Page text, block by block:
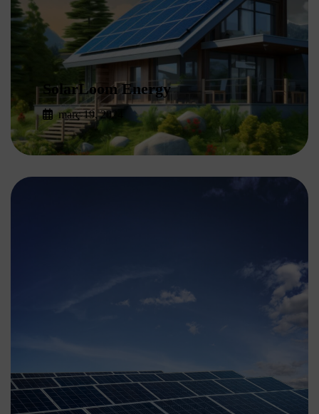
SolarLoom Energy
març 19, 2024
Read More